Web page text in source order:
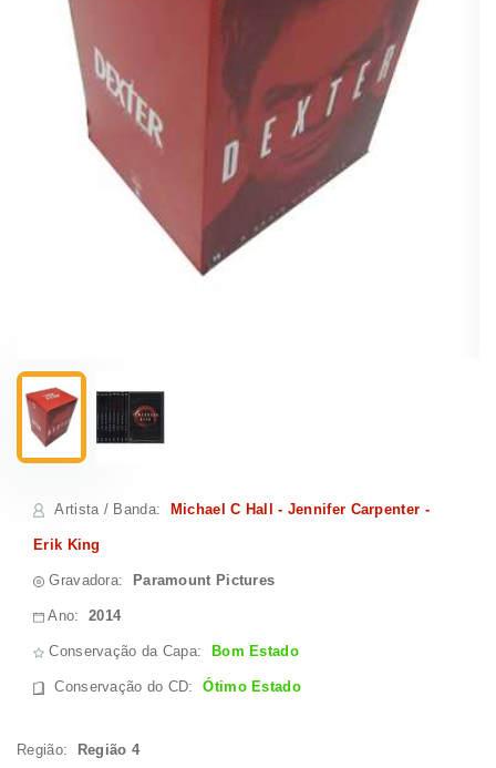
Artista / Banda: Michael C Hall - Jennifer Carpenter -
Erik King
Gravadora: Paramount Pictures
Ano:2014
Conservação da Capa: Bom Estado
Conservação do CD:Ótimo Estado
Região: Região 4